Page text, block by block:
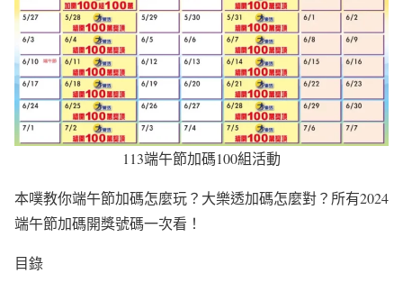
113端午節加碼100組活動
本噗教你端午節加碼怎麼玩？大樂透加碼怎麼對？所有2024
端午節加碼開獎號碼一次看！
目錄